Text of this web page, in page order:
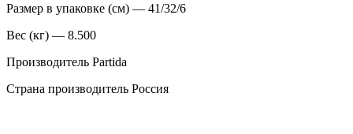
Размер в упаковке (см) — 41/32/6
Вес (кг) — 8.500
Производитель Partida
Страна производитель Россия